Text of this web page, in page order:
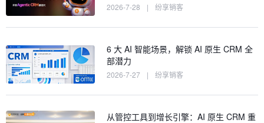
2026-7-28 | 纷享销客
6 大 AI 智能场景，解锁 AI 原生 CRM 全
部潜力
2026-7-27 | 纷享销客
从管控工具到增长引擎：AI 原生 CRM 重